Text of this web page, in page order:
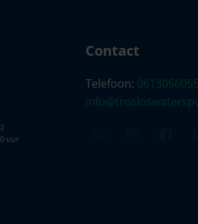
uur
Contact
Telefoon: 0613056055